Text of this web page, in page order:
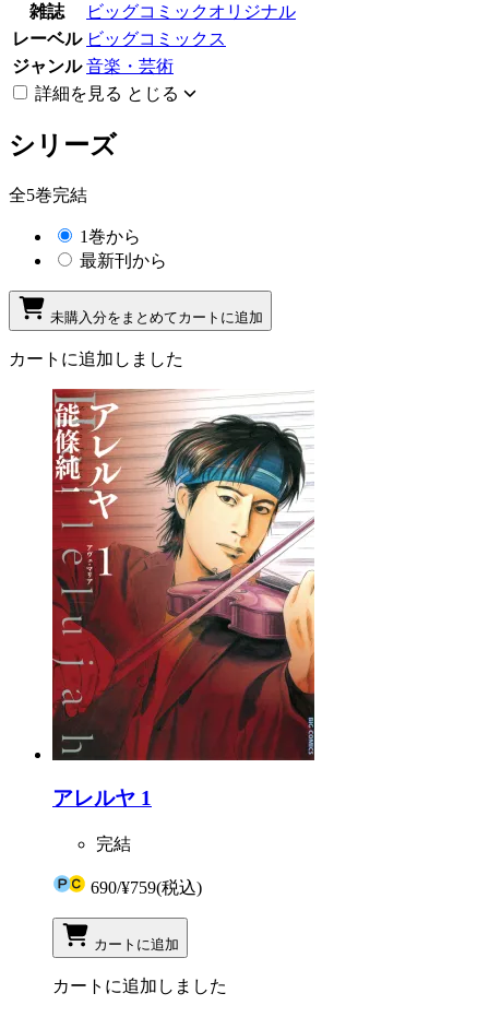
雑誌
ビッグコミックオリジナル
レーベル ビッグコミックス
ジャンル 音楽・芸術
詳細を見る とじる
シリーズ
全5巻完結
1巻から
最新刊から
未購入分をまとめてカートに追加
カートに追加しました
アレルヤ 1
完結
690/¥759(税込)
カートに追加
カートに追加しました